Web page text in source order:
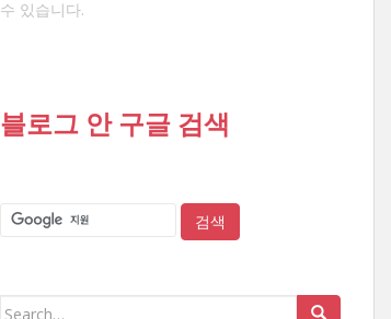
수 있습니다.
블로그 안 구글 검색
Search